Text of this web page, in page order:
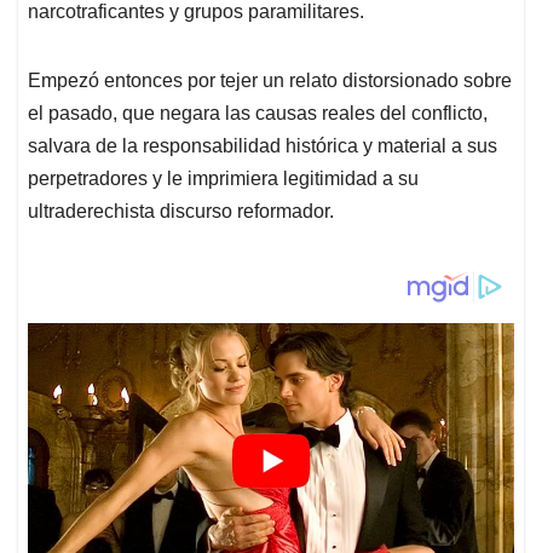
narcotraficantes y grupos paramilitares.
Empezó entonces por tejer un relato distorsionado sobre
el pasado, que negara las causas reales del conflicto,
salvara de la responsabilidad histórica y material a sus
perpetradores y le imprimiera legitimidad a su
ultraderechista discurso reformador.